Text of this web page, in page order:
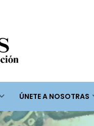
ÚNETE A NOSOTRAS